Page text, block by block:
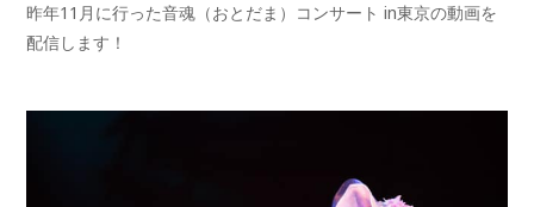
昨年11月に行った音魂（おとだま）コンサート in東京の動画を
配信します！